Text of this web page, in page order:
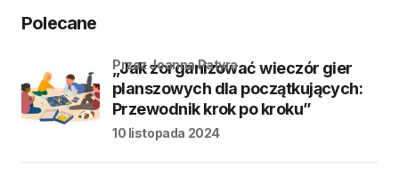
Polecane
„Jak zorganizować wieczór gier
planszowych dla początkujących:
Przewodnik krok po kroku”
przez Joanna Patyra
10 listopada 2024